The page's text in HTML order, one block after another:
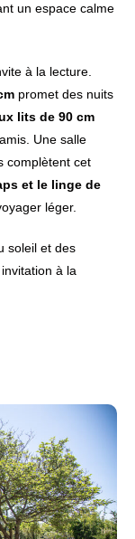
un espace calme
à la lecture.
promet des nuits
lits de 90 cm
Une salle
complètent cet
et le linge de
léger.
soleil et des
invitation à la